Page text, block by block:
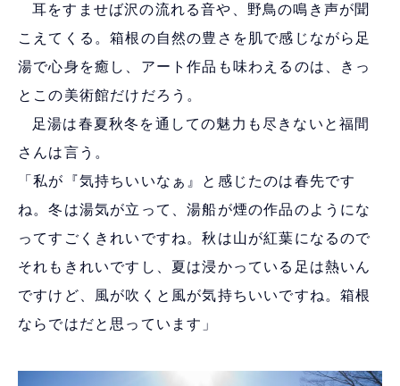
耳をすませば沢の流れる音や、野鳥の鳴き声が聞
こえてくる。箱根の自然の豊さを肌で感じながら足
湯で心身を癒し、アート作品も味わえるのは、きっ
とこの美術館だけだろう。
足湯は春夏秋冬を通しての魅力も尽きないと福間
さんは言う。
「私が『気持ちいいなぁ』と感じたのは春先です
ね。冬は湯気が立って、湯船が煙の作品のようにな
ってすごくきれいですね。秋は山が紅葉になるので
それもきれいですし、夏は浸かっている足は熱いん
ですけど、風が吹くと風が気持ちいいですね。箱根
ならではだと思っています」